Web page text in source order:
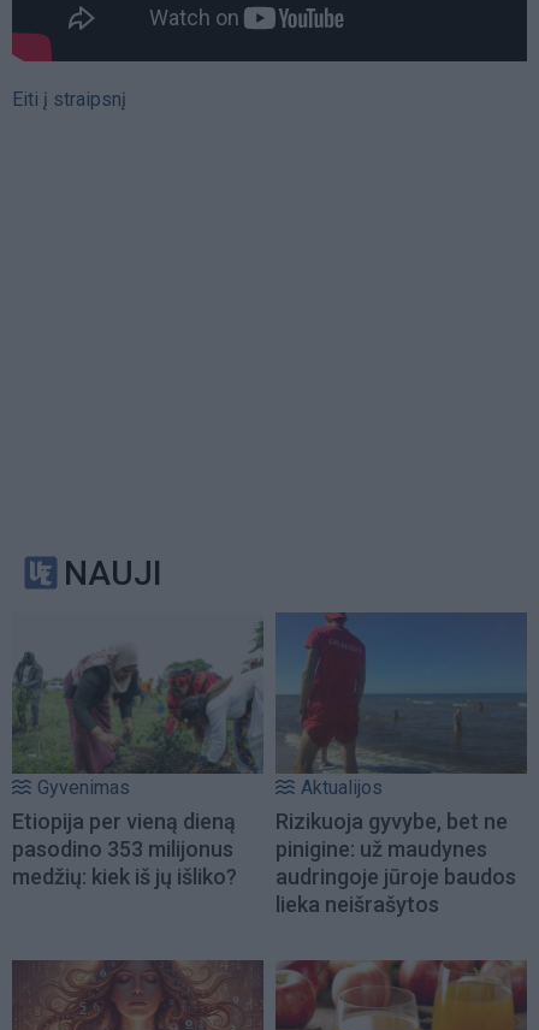
Eiti į straipsnį
NAUJI
Gyvenimas
Etiopija per vieną dieną
pasodino 353 milijonus
medžių: kiek iš jų išliko?
Aktualijos
Rizikuoja gyvybe, bet ne
pinigine: už maudynes
audringoje jūroje baudos
lieka neišrašytos